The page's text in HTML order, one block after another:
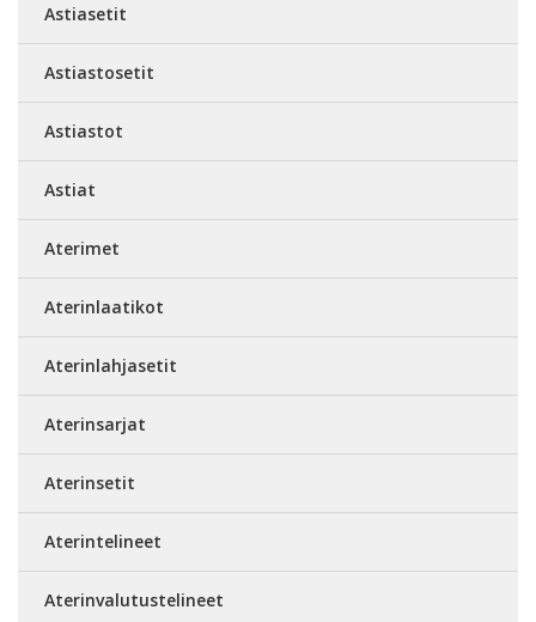
Astiasetit
Astiastosetit
Astiastot
Astiat
Aterimet
Aterinlaatikot
Aterinlahjasetit
Aterinsarjat
Aterinsetit
Aterintelineet
Aterinvalutustelineet